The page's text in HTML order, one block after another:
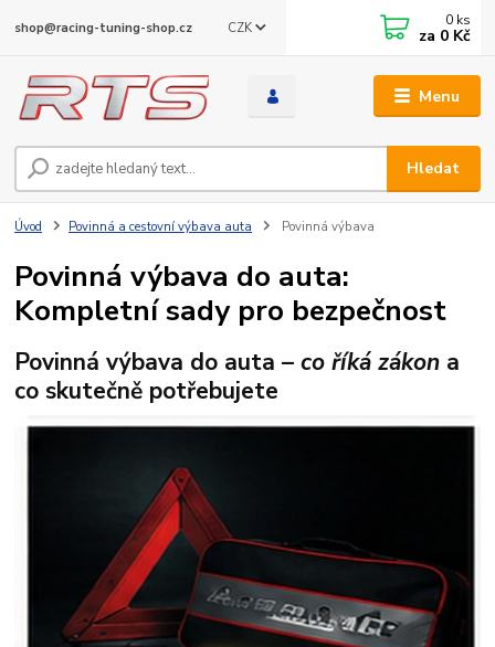
Menu
CZK
Hledat
shop@racing-tuning-shop.cz 0 ks
za 0 Kč
Úvod Povinná a cestovní výbava auta Povinná výbava
Povinná výbava do auta:
Kompletní sady pro bezpečnost
Povinná výbava do auta –co říká zákon a
co skutečně potřebujete